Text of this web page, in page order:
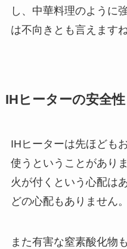
し、中華料理のように
は不向きとも言えますね
IHヒーターの安全性
IHヒーターは先ほども
使うということがあり
火が付くという心配は
どの心配もありません。
また有害な窒素酸化物